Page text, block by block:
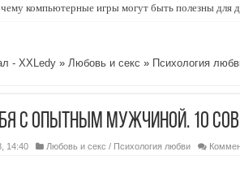
компьютерные игры могут быть полезны для
— портал для геймеров и
найти гармонию в повседневной жизни: 5
- XXLedy » Любовь и секс » Психология
с опытным мужчиной. 10
14:40 Любовь и секс / Психология любви